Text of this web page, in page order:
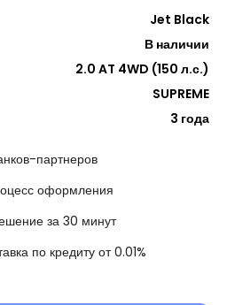
Jet Black
В наличии
2.0 AT 4WD (150 л.с.)
SUPREME
3 года
партнеров
оформления
за 30 минут
по кредиту от 0.01%